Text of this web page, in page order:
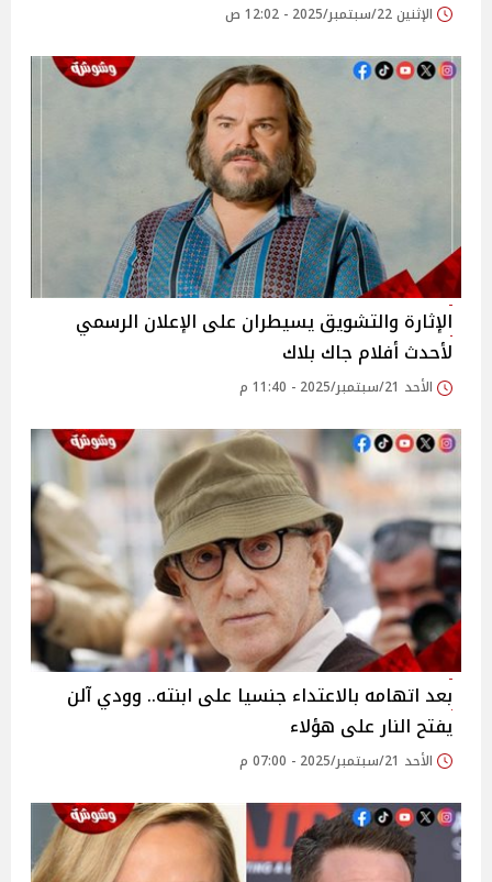
الإثنين 22/سبتمبر/2025 - 12:02 ص
الإثارة والتشويق يسيطران على الإعلان الرسمي
لأحدث أفلام جاك بلاك
الأحد 21/سبتمبر/2025 - 11:40 م
بعد اتهامه بالاعتداء جنسيا على ابنته.. وودي آلن
يفتح النار على هؤلاء
الأحد 21/سبتمبر/2025 - 07:00 م